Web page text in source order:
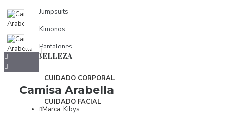
Jumpsuits
Kimonos
Pantalones
Shorts
Tunicas
BELLEZA
CUIDADO CORPORAL
CUIDADO FACIAL
Camisa Arabella
Marca: Kibys